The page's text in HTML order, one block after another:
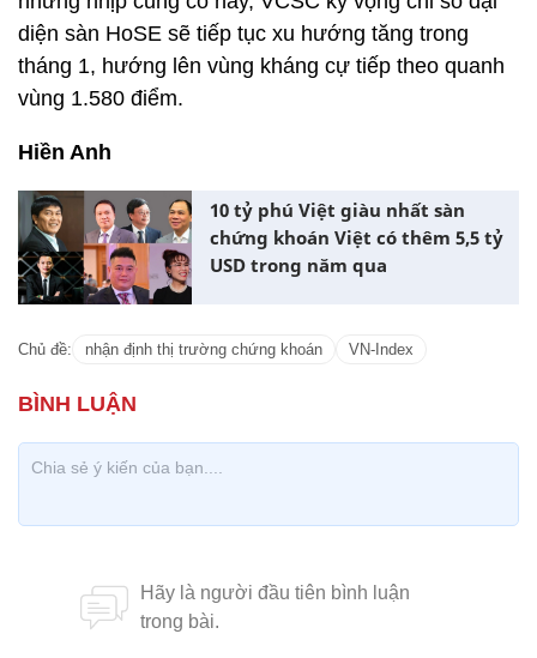
diện sàn HoSE sẽ tiếp tục xu hướng tăng trong
tháng 1, hướng lên vùng kháng cự tiếp theo quanh
vùng 1.580 điểm.
Hiền Anh
10 tỷ phú Việt giàu nhất sàn
chứng khoán Việt có thêm 5,5 tỷ
USD trong năm qua
Chủ đề: nhận định thị trường chứng khoán VN-Index